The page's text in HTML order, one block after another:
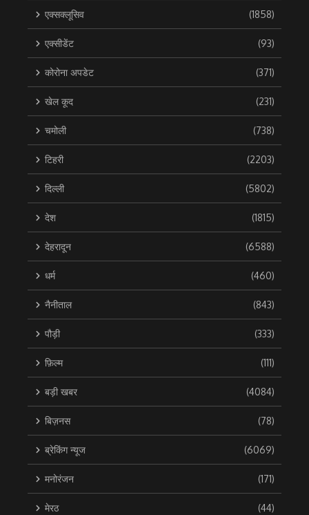
एक्सक्लूसिव (1858)
एक्सीडेंट (93)
कोरोना अपडेट (371)
खेल कूद (231)
चमोली (738)
टिहरी (2203)
दिल्ली (5802)
देश (1815)
देहरादून (6588)
धर्म (460)
नैनीताल (843)
पौड़ी (333)
फ़िल्म (111)
बड़ी खबर (4084)
बिज़नस (78)
ब्रेकिंग न्यूज (6069)
मनोरंजन (171)
मेरठ (44)